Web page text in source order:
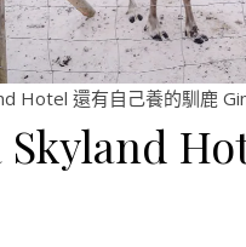
Hotel 還有自己養的馴鹿
Skyland